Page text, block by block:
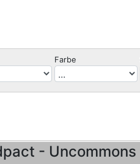
Farbe
- Uncommons